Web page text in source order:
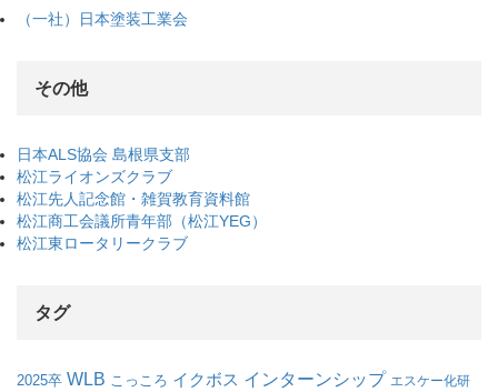
（一社）日本塗装工業会
その他
日本ALS協会 島根県支部
松江ライオンズクラブ
松江先人記念館・雑賀教育資料館
松江商工会議所青年部（松江YEG）
松江東ロータリークラブ
タグ
2025卒 WLB こっころ イクボス インターンシップ エスケー化研